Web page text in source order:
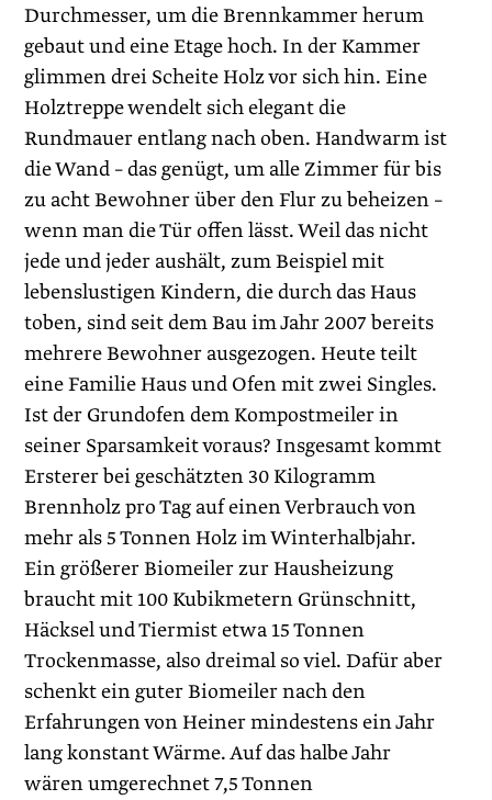
Durchmesser, um die Brennkammer herum
gebaut und eine Etage hoch. In der Kammer
glimmen drei Scheite Holz vor sich hin. Eine
Holztreppe wendelt sich elegant die
Rundmauer entlang nach oben. Handwarm ist
die Wand – das genügt, um alle Zimmer für bis
zu acht Bewohner über den Flur zu beheizen –
wenn man die Tür offen lässt. Weil das nicht
jede und jeder aushält, zum Beispiel mit
lebenslustigen Kindern, die durch das Haus
toben, sind seit dem Bau im Jahr 2007 bereits
mehrere Bewohner ausgezogen. Heute teilt
eine Familie Haus und Ofen mit zwei Singles.
Ist der Grundofen dem Kompostmeiler in
seiner Sparsamkeit voraus? Insgesamt kommt
Ersterer bei geschätzten 30 Kilogramm
Brennholz pro Tag auf einen Verbrauch von
mehr als 5 Tonnen Holz im Winterhalbjahr.
Ein größerer Biomeiler zur Hausheizung
braucht mit 100 Kubikmetern Grünschnitt,
Häcksel und Tiermist etwa 15 Tonnen
Trockenmasse, also dreimal so viel. Dafür aber
schenkt ein guter Biomeiler nach den
Erfahrungen von Heiner mindestens ein Jahr
lang konstant Wärme. Auf das halbe Jahr
wären umgerechnet 7,5 Tonnen